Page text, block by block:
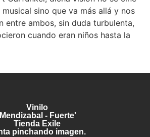
sino que va más allá y nos
entre ambos, sin duda turbulenta,
cuando eran niños hasta la
Vinilo
- Fuerte'
Tienda Exile
pinchando imagen.